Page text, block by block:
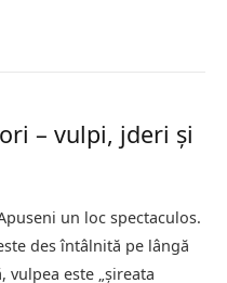
– vulpi, jderi și
un loc spectaculos.
des întâlnită pe lângă
este „șireata